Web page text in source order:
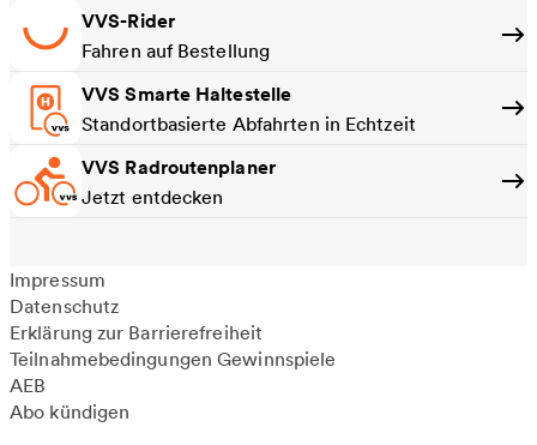
VVS-Rider
Fahren auf Bestellung
VVS Smarte Haltestelle
Standortbasierte Abfahrten in Echtzeit
VVS Radroutenplaner
Jetzt entdecken
Impressum
Datenschutz
Erklärung zur Barrierefreiheit
Teilnahmebedingungen Gewinnspiele
AEB
Abo kündigen